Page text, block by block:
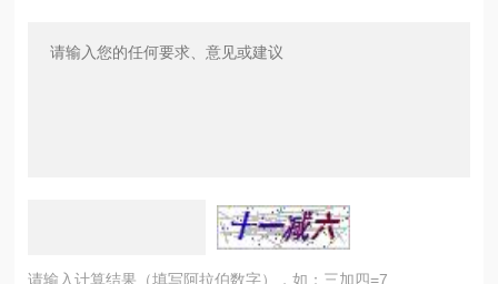
请输入计算结果（填写阿拉伯数字），如：三加四=7